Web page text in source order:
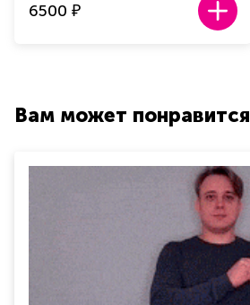
6500 ₽
Вам может понравится